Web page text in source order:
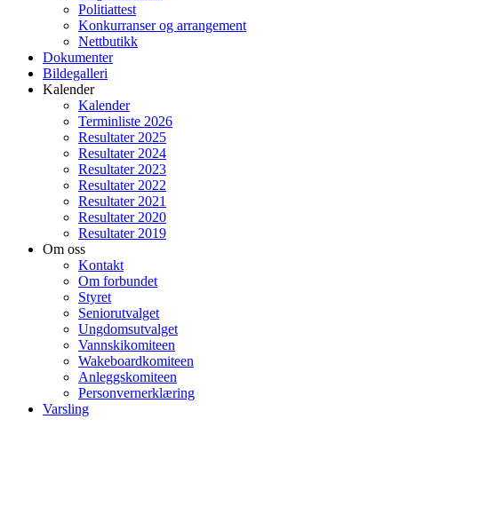
Politiattest
Konkurranser og arrangement
Nettbutikk
Dokumenter
Bildegalleri
Kalender
Kalender
Terminliste 2026
Resultater 2025
Resultater 2024
Resultater 2023
Resultater 2022
Resultater 2021
Resultater 2020
Resultater 2019
Om oss
Kontakt
Om forbundet
Styret
Seniorutvalget
Ungdomsutvalget
Vannskikomiteen
Wakeboardkomiteen
Anleggskomiteen
Personvernerklæring
Varsling